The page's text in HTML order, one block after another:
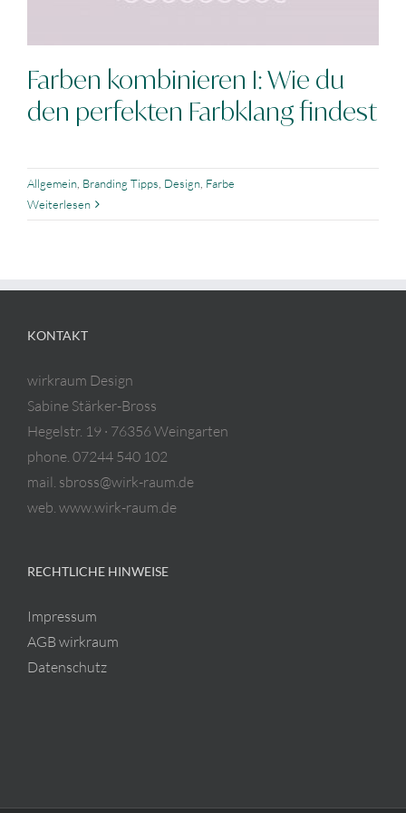
Farben kombinieren I: Wie du
den perfekten Farbklang findest
Allgemein Branding Tipps Design Farbe
Weiterlesen
KONTAKT
wirkraum Design
Sabine Stärker-Bross
Hegelstr. 19 · 76356 Weingarten
phone. 07244 540 102
mail. sbross@wirk-raum.de
web. www.wirk-raum.de
RECHTLICHE HINWEISE
Impressum
AGB wirkraum
Datenschutz